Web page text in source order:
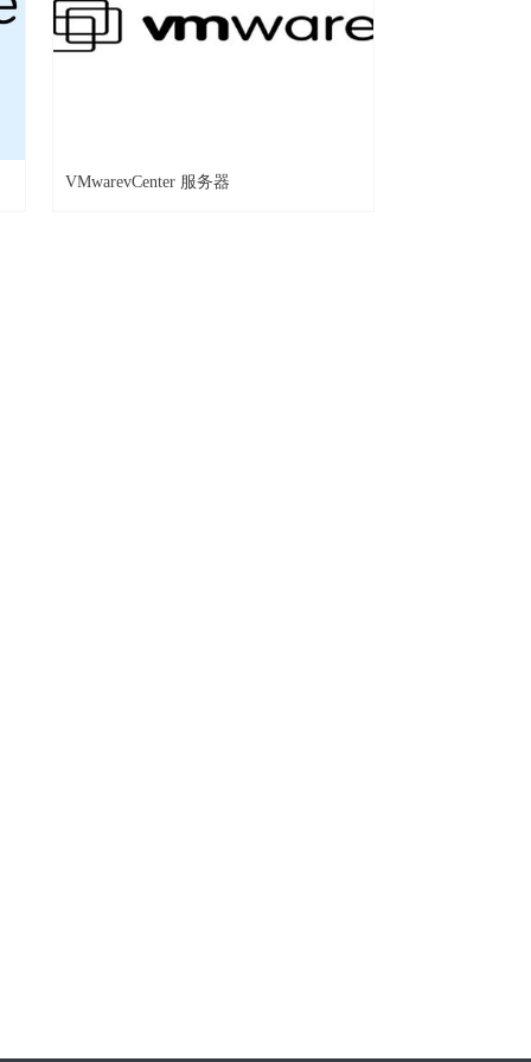
VMwarevCenter 服务器